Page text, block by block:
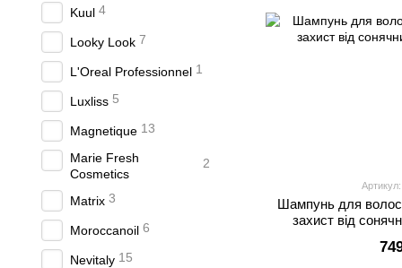
Шампунь для
захист від
Kuul 4
Looky Look 7
L'Oreal Professionnel 1
Luxliss 5
Magnetique 13
Marie Fresh
Cosmetics
2
Matrix 3
Moroccanoil 6
Nevitaly 15